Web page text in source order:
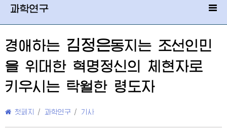
과학연구
경애하는 김정은동지 는 조선인민
을 위대한 혁명정신의 체현자로
키우시는 탁월한 령도자
첫페지 / 과학연구 / 기사